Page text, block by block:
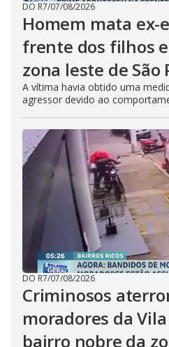
DO R7/07/08/2026
Homem mata ex-
frente dos filhos
zona leste de São
A vítima havia obtido uma
agressor devido ao
DO R7/07/08/2026
Criminosos
moradores da
bairro nobre da